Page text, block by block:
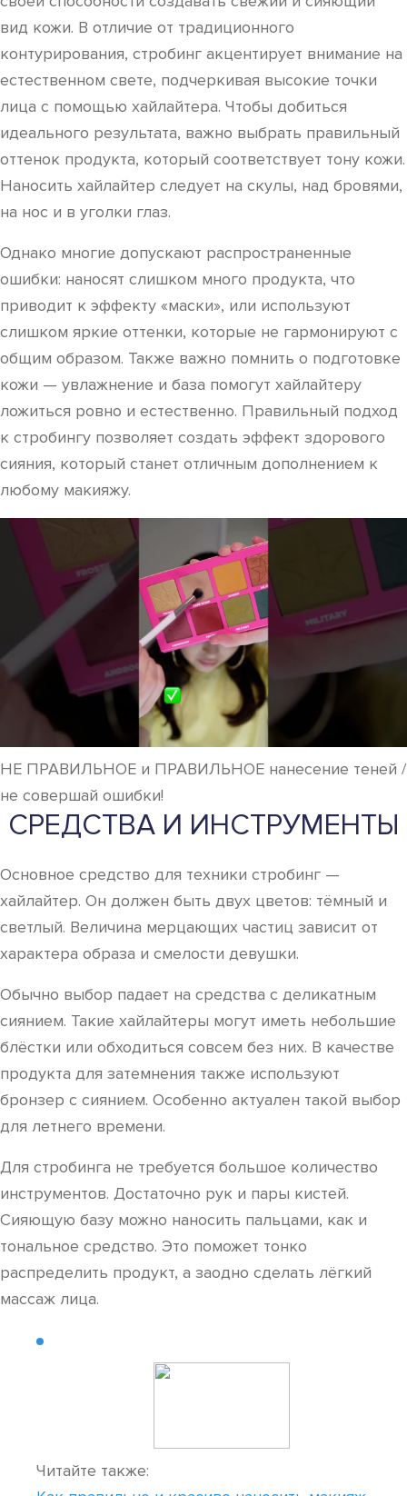
вид кожи. В отличие от традиционного
контурирования, стробинг акцентирует внимание на
естественном свете, подчеркивая высокие точки
лица с помощью хайлайтера. Чтобы добиться
идеального результата, важно выбрать правильный
оттенок продукта, который соответствует тону кожи.
Наносить хайлайтер следует на скулы, над бровями,
на нос и в уголки глаз.
Однако многие допускают распространенные
ошибки: наносят слишком много продукта, что
приводит к эффекту «маски», или используют
слишком яркие оттенки, которые не гармонируют с
общим образом. Также важно помнить о подготовке
кожи — увлажнение и база помогут хайлайтеру
ложиться ровно и естественно. Правильный подход
к стробингу позволяет создать эффект здорового
сияния, который станет отличным дополнением к
любому макияжу.
НЕ ПРАВИЛЬНОЕ и ПРАВИЛЬНОЕ нанесение теней /
не совершай ошибки!
СРЕДСТВА И ИНСТРУМЕНТЫ
Основное средство для техники стробинг —
хайлайтер. Он должен быть двух цветов: тёмный и
светлый. Величина мерцающих частиц зависит от
характера образа и смелости девушки.
Обычно выбор падает на средства с деликатным
сиянием. Такие хайлайтеры могут иметь небольшие
блёстки или обходиться совсем без них. В качестве
продукта для затемнения также используют
бронзер с сиянием. Особенно актуален такой выбор
для летнего времени.
Для стробинга не требуется большое количество
инструментов. Достаточно рук и пары кистей.
Сияющую базу можно наносить пальцами, как и
тональное средство. Это поможет тонко
распределить продукт, а заодно сделать лёгкий
массаж лица.
Читайте также: